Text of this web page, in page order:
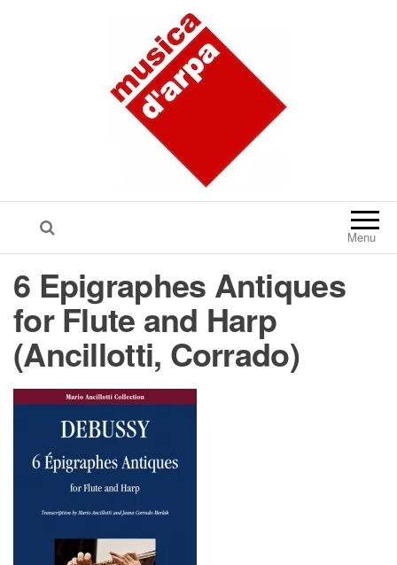
Menu
6 Epigraphes Antiques
for Flute and Harp
(Ancillotti, Corrado)